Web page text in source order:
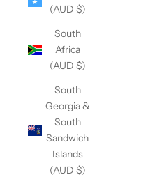
(AUD $)
South
Africa
(AUD $)
South
Georgia &
South
Sandwich
Islands
(AUD $)